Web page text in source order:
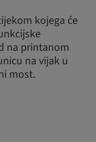
kojega će
na printanom
na vijak u
most.